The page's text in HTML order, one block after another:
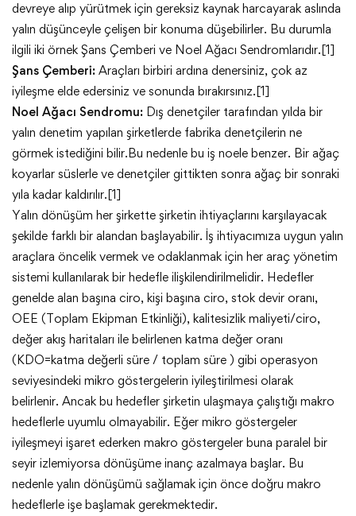
devreye alıp yürütmek için gereksiz kaynak harcayarak aslında
yalın düşünceyle çelişen bir konuma düşebilirler. Bu durumla
ilgili iki örnek Şans Çemberi ve Noel Ağacı Sendromlarıdır.[1]
Şans Çemberi: Araçları birbiri ardına denersiniz, çok az
iyileşme elde edersiniz ve sonunda bırakırsınız.[1]
Noel Ağacı Sendromu: Dış denetçiler tarafından yılda bir
yalın denetim yapılan şirketlerde fabrika denetçilerin ne
görmek istediğini bilir.Bu nedenle bu iş noele benzer. Bir ağaç
koyarlar süslerle ve denetçiler gittikten sonra ağaç bir sonraki
yıla kadar kaldırılır.[1]
Yalın dönüşüm her şirkette şirketin ihtiyaçlarını karşılayacak
şekilde farklı bir alandan başlayabilir. İş ihtiyacımıza uygun yalın
araçlara öncelik vermek ve odaklanmak için her araç yönetim
sistemi kullanılarak bir hedefle ilişkilendirilmelidir. Hedefler
genelde alan başına ciro, kişi başına ciro, stok devir oranı,
OEE (Toplam Ekipman Etkinliği), kalitesizlik maliyeti/ciro,
değer akış haritaları ile belirlenen katma değer oranı
(KDO=katma değerli süre / toplam süre ) gibi operasyon
seviyesindeki mikro göstergelerin iyileştirilmesi olarak
belirlenir. Ancak bu hedefler şirketin ulaşmaya çalıştığı makro
hedeflerle uyumlu olmayabilir. Eğer mikro göstergeler
iyileşmeyi işaret ederken makro göstergeler buna paralel bir
seyir izlemiyorsa dönüşüme inanç azalmaya başlar. Bu
nedenle yalın dönüşümü sağlamak için önce doğru makro
hedeflerle işe başlamak gerekmektedir.